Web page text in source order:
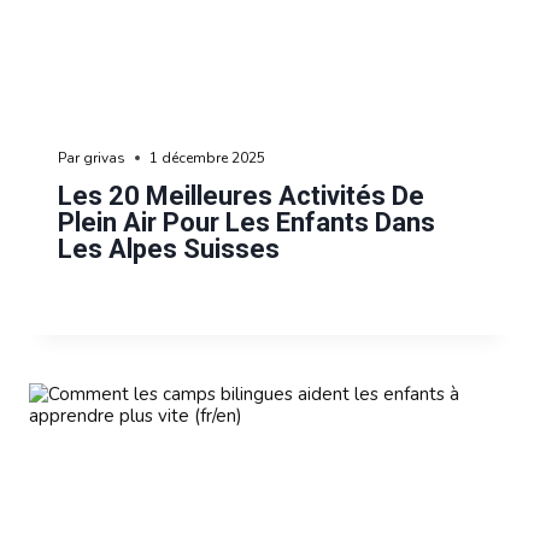
Les 20 Meilleures Activités De
Plein Air Pour Les Enfants Dans
Les Alpes Suisses
Par grivas 1 décembre 2025